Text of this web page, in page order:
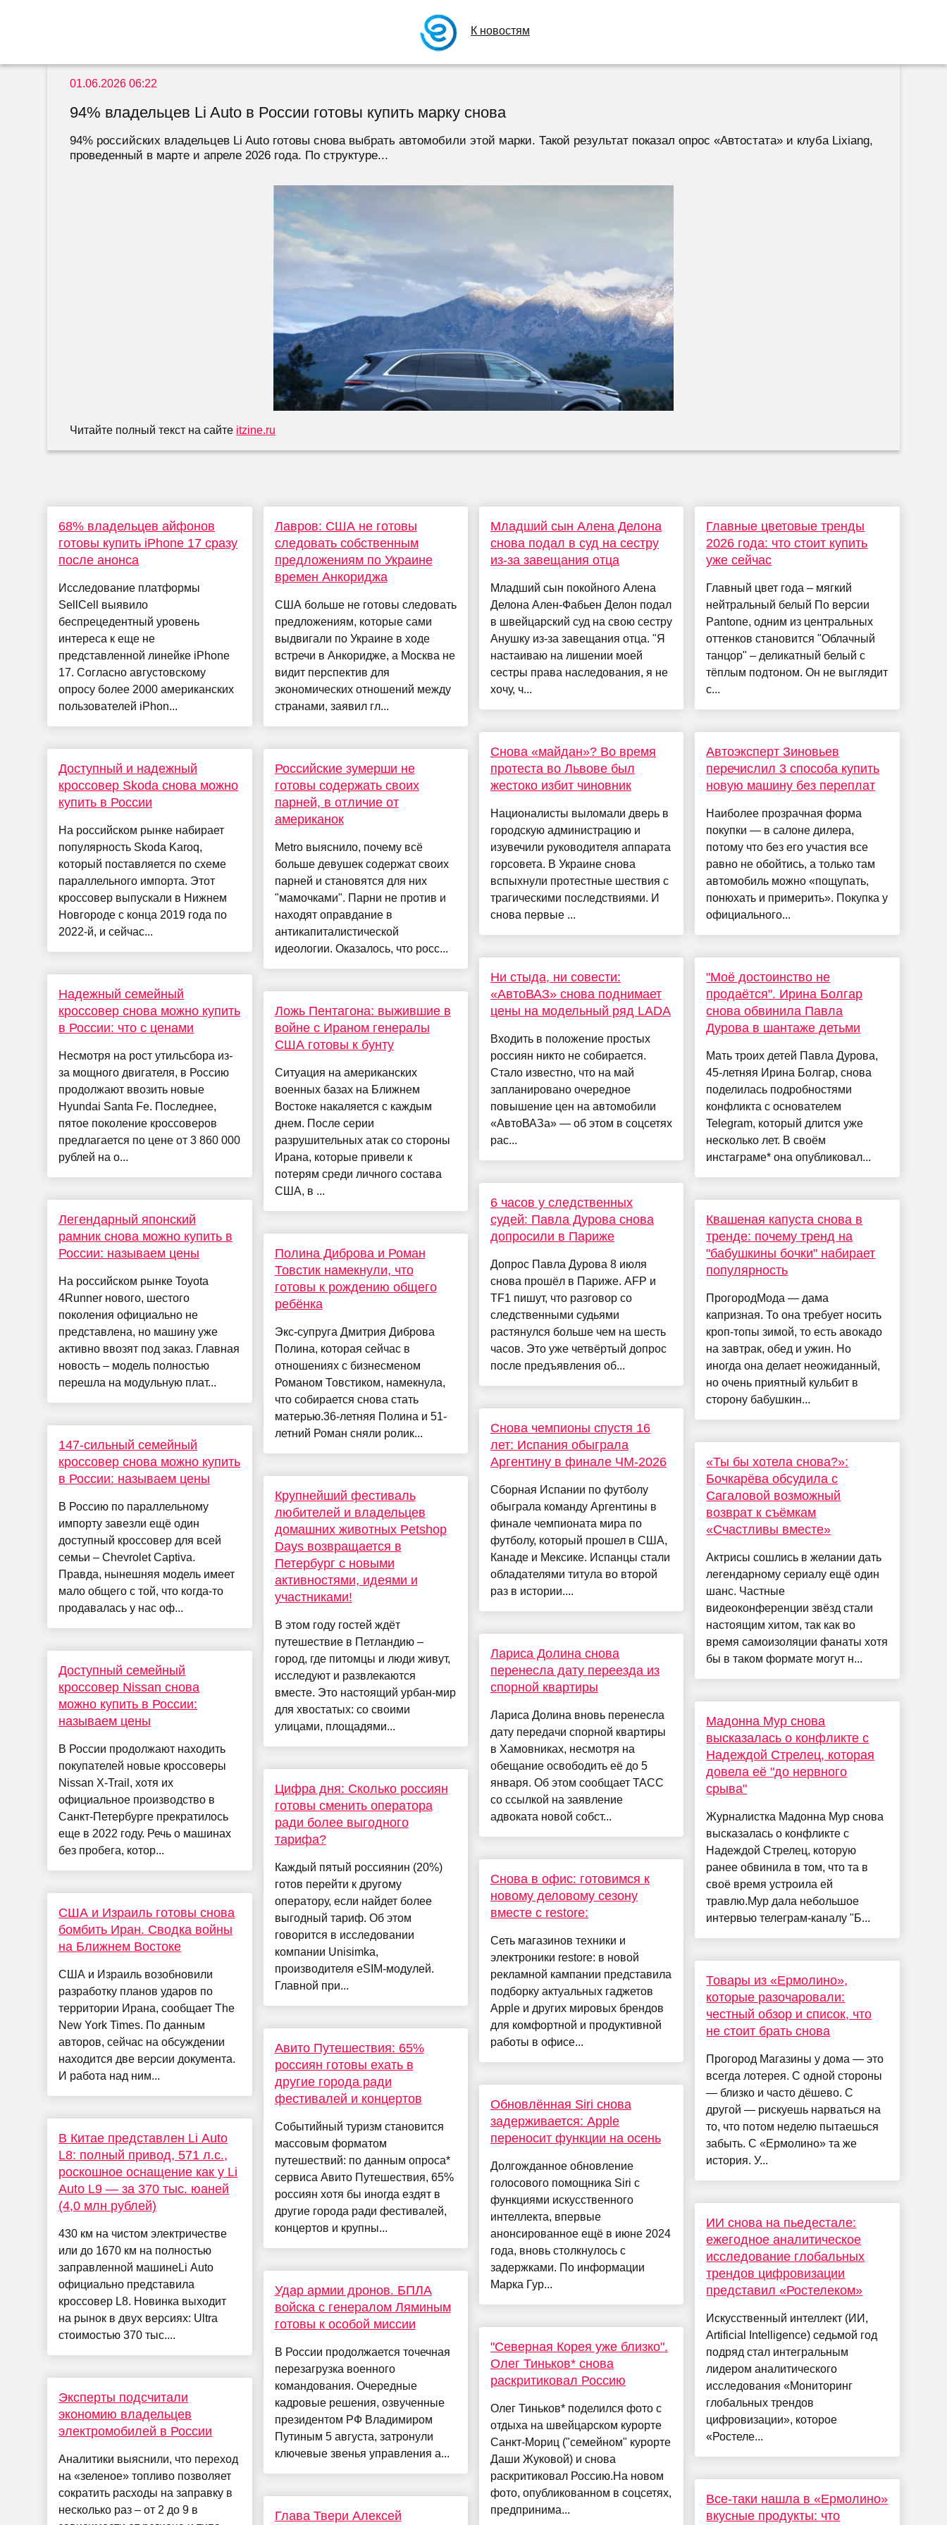
К новостям
01.06.2026 06:22
94% владельцев Li Auto в России готовы купить марку снова
94% российских владельцев Li Auto готовы снова выбрать автомобили этой марки. Такой результат показал опрос «Автостата» и клуба Lixiang,
проведенный в марте и апреле 2026 года. По структуре...
Читайте полный текст на сайте itzine.ru
68% владельцев айфонов
готовы купить iPhone 17 сразу
после анонса
Исследование платформы
SellCell выявило
беспрецедентный уровень
интереса к еще не
представленной линейке iPhone
17. Согласно августовскому
опросу более 2000 американских
пользователей iPhon...
Доступный и надежный
кроссовер Skoda снова можно
купить в России
На российском рынке набирает
популярность Skoda Karoq,
который поставляется по схеме
параллельного импорта. Этот
кроссовер выпускали в Нижнем
Новгороде с конца 2019 года по
2022-й, и сейчас...
Надежный семейный
кроссовер снова можно купить
в России: что с ценами
Несмотря на рост утильсбора из-
за мощного двигателя, в Россию
продолжают ввозить новые
Hyundai Santa Fe. Последнее,
пятое поколение кроссоверов
предлагается по цене от 3 860 000
рублей на о...
Легендарный японский
рамник снова можно купить в
России: называем цены
На российском рынке Toyota
4Runner нового, шестого
поколения официально не
представлена, но машину уже
активно ввозят под заказ. Главная
новость – модель полностью
перешла на модульную плат...
147-сильный семейный
кроссовер снова можно купить
в России: называем цены
В Россию по параллельному
импорту завезли ещё один
доступный кроссовер для всей
семьи – Chevrolet Captiva.
Правда, нынешняя модель имеет
мало общего с той, что когда-то
продавалась у нас оф...
Доступный семейный
кроссовер Nissan снова
можно купить в России:
называем цены
В России продолжают находить
покупателей новые кроссоверы
Nissan X-Trail, хотя их
официальное производство в
Санкт-Петербурге прекратилось
еще в 2022 году. Речь о машинах
без пробега, котор...
США и Израиль готовы снова
бомбить Иран. Сводка войны
на Ближнем Востоке
США и Израиль возобновили
разработку планов ударов по
территории Ирана, сообщает The
New York Times. По данным
авторов, сейчас на обсуждении
находится две версии документа.
И работа над ним...
В Китае представлен Li Auto
L8: полный привод, 571 л.с.,
роскошное оснащение как у Li
Auto L9 — за 370 тыс. юаней
(4,0 млн рублей)
430 км на чистом электричестве
или до 1670 км на полностью
заправленной машинеLi Auto
официально представила
кроссовер L8. Новинка выходит
на рынок в двух версиях: Ultra
стоимостью 370 тыс....
Эксперты подсчитали
экономию владельцев
электромобилей в России
Аналитики выяснили, что переход
на «зеленое» топливо позволяет
сократить расходы на заправку в
несколько раз – от 2 до 9 в
Лавров: США не готовы
следовать собственным
предложениям по Украине
времен Анкориджа
США больше не готовы следовать
предложениям, которые сами
выдвигали по Украине в ходе
встречи в Анкоридже, а Москва не
видит перспектив для
экономических отношений между
странами, заявил гл...
Российские зумерши не
готовы содержать своих
парней, в отличие от
американок
Metro выяснило, почему всё
больше девушек содержат своих
парней и становятся для них
"мамочками". Парни не против и
находят оправдание в
антикапиталистической
идеологии. Оказалось, что росс...
Ложь Пентагона: выжившие в
войне с Ираном генералы
США готовы к бунту
Ситуация на американских
военных базах на Ближнем
Востоке накаляется с каждым
днем. После серии
разрушительных атак со стороны
Ирана, которые привели к
потерям среди личного состава
США, в ...
Полина Диброва и Роман
Товстик намекнули, что
готовы к рождению общего
ребёнка
Экс-супруга Дмитрия Диброва
Полина, которая сейчас в
отношениях с бизнесменом
Романом Товстиком, намекнула,
что собирается снова стать
матерью.36-летняя Полина и 51-
летний Роман сняли ролик...
Крупнейший фестиваль
любителей и владельцев
домашних животных Petshop
Days возвращается в
Петербург с новыми
активностями, идеями и
участниками!
В этом году гостей ждёт
путешествие в Петландию –
город, где питомцы и люди живут,
исследуют и развлекаются
вместе. Это настоящий урбан-мир
для хвостатых: со своими
улицами, площадями...
Цифра дня: Сколько россиян
готовы сменить оператора
ради более выгодного
тарифа?
Каждый пятый россиянин (20%)
готов перейти к другому
оператору, если найдет более
выгодный тариф. Об этом
говорится в исследовании
компании Unisimka,
производителя eSIM-модулей.
Главной при...
Авито Путешествия: 65%
россиян готовы ехать в
другие города ради
фестивалей и концертов
Событийный туризм становится
массовым форматом
путешествий: по данным опроса*
сервиса Авито Путешествия, 65%
россиян хотя бы иногда ездят в
другие города ради фестивалей,
концертов и крупны...
Удар армии дронов. БПЛА
войска с генералом Ляминым
готовы к особой миссии
В России продолжается точечная
перезагрузка военного
командования. Очередные
кадровые решения, озвученные
президентом РФ Владимиром
Путиным 5 августа, затронули
ключевые звенья управления а...
Глава Твери Алексей
Младший сын Алена Делона
снова подал в суд на сестру
из-за завещания отца
Младший сын покойного Алена
Делона Ален-Фабьен Делон подал
в швейцарский суд на свою сестру
Анушку из-за завещания отца. "Я
настаиваю на лишении моей
сестры права наследования, я не
хочу, ч...
Снова «майдан»? Во время
протеста во Львове был
жестоко избит чиновник
Националисты выломали дверь в
городскую администрацию и
изувечили руководителя аппарата
горсовета. В Украине снова
вспыхнули протестные шествия с
трагическими последствиями. И
снова первые ...
Ни стыда, ни совести:
«АвтоВАЗ» снова поднимает
цены на модельный ряд LADA
Входить в положение простых
россиян никто не собирается.
Стало известно, что на май
запланировано очередное
повышение цен на автомобили
«АвтоВАЗа» — об этом в соцсетях
рас...
6 часов у следственных
судей: Павла Дурова снова
допросили в Париже
Допрос Павла Дурова 8 июля
снова прошёл в Париже. AFP и
TF1 пишут, что разговор со
следственными судьями
растянулся больше чем на шесть
часов. Это уже четвёртый допрос
после предъявления об...
Снова чемпионы спустя 16
лет: Испания обыграла
Аргентину в финале ЧМ-2026
Сборная Испании по футболу
обыграла команду Аргентины в
финале чемпионата мира по
футболу, который прошел в США,
Канаде и Мексике. Испанцы стали
обладателями титула во второй
раз в истории....
Лариса Долина снова
перенесла дату переезда из
спорной квартиры
Лариса Долина вновь перенесла
дату передачи спорной квартиры
в Хамовниках, несмотря на
обещание освободить её до 5
января. Об этом сообщает ТАСС
со ссылкой на заявление
адвоката новой собст...
Снова в офис: готовимся к
новому деловому сезону
вместе с restore:
Сеть магазинов техники и
электроники restore: в новой
рекламной кампании представила
подборку актуальных гаджетов
Apple и других мировых брендов
для комфортной и продуктивной
работы в офисе...
Обновлённая Siri снова
задерживается: Apple
переносит функции на осень
Долгожданное обновление
голосового помощника Siri с
функциями искусственного
интеллекта, впервые
анонсированное ещё в июне 2024
года, вновь столкнулось с
задержками. По информации
Марка Гур...
"Северная Корея уже близко".
Олег Тиньков* снова
раскритиковал Россию
Олег Тиньков* поделился фото с
отдыха на швейцарском курорте
Санкт-Мориц ("семейном" курорте
Даши Жуковой) и снова
раскритиковал Россию.На новом
фото, опубликованном в соцсетях,
предпринима...
Главные цветовые тренды
2026 года: что стоит купить
уже сейчас
Главный цвет года – мягкий
нейтральный белый По версии
Pantone, одним из центральных
оттенков становится "Облачный
танцор" – деликатный белый с
тёплым подтоном. Он не выглядит
с...
Автоэксперт Зиновьев
перечислил 3 способа купить
новую машину без переплат
Наиболее прозрачная форма
покупки — в салоне дилера,
потому что без его участия все
равно не обойтись, а только там
автомобиль можно «пощупать,
понюхать и примерить». Покупка у
официального...
"Моё достоинство не
продаётся". Ирина Болгар
снова обвинила Павла
Дурова в шантаже детьми
Мать троих детей Павла Дурова,
45-летняя Ирина Болгар, снова
поделилась подробностями
конфликта с основателем
Telegram, который длится уже
несколько лет. В своём
инстаграме* она опубликовал...
Квашеная капуста снова в
тренде: почему тренд на
"бабушкины бочки" набирает
популярность
ПрогородМода — дама
капризная. То она требует носить
кроп-топы зимой, то есть авокадо
на завтрак, обед и ужин. Но
иногда она делает неожиданный,
но очень приятный кульбит в
сторону бабушкин...
«Ты бы хотела снова?»:
Бочкарёва обсудила с
Сагаловой возможный
возврат к съёмкам
«Счастливы вместе»
Актрисы сошлись в желании дать
легендарному сериалу ещё один
шанс. Частные
видеоконференции звёзд стали
настоящим хитом, так как во
время самоизоляции фанаты хотя
бы в таком формате могут н...
Мадонна Мур снова
высказалась о конфликте с
Надеждой Стрелец, которая
довела её "до нервного
срыва"
Журналистка Мадонна Мур снова
высказалась о конфликте с
Надеждой Стрелец, которую
ранее обвинила в том, что та в
своё время устроила ей
травлю.Мур дала небольшое
интервью телеграм-каналу "Б...
Товары из «Ермолино»,
которые разочаровали:
честный обзор и список, что
не стоит брать снова
Прогород Магазины у дома — это
всегда лотерея. С одной стороны
— близко и часто дёшево. С
другой — рискуешь нарваться на
то, что потом неделю пытаешься
забыть. С «Ермолино» та же
история. У...
ИИ снова на пьедестале:
ежегодное аналитическое
исследование глобальных
трендов цифровизации
представил «Ростелеком»
Искусственный интеллект (ИИ,
Artificial Intelligence) седьмой год
подряд стал интегральным
лидером аналитического
исследования «Мониторинг
глобальных трендов
цифровизации», которое
«Ростеле...
Все-таки нашла в «Ермолино»
вкусные продукты: что